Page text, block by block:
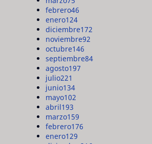
febrero46
enero124
diciembre172
noviembre92
octubre146
septiembre84
agosto197
julio221
junio134
mayo102
abril193
marzo159
febrero176
enero129